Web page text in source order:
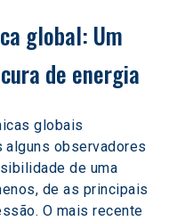
global: Um
de energia
globais
alguns observadores
de uma
de as principais
O mais recente